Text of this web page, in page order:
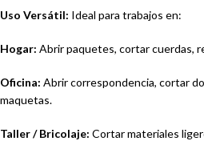
Uso Versátil: Ideal para trabajos en:
Hogar: Abrir paquetes, cortar cuerdas,
Oficina: Abrir correspondencia, cortar
maquetas.
Taller / Bricolaje: Cortar materiales